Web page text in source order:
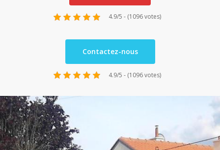
4.9/5 - (1096 votes)
Contactez-nous
4.9/5 - (1096 votes)